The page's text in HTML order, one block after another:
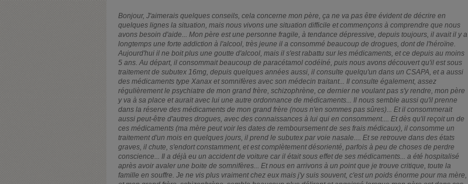
Bonjour, J'aimerais quelques conseils, cela concerne mon père, ça ne va pas être évident de décrire en
quelques lignes la situation, mais nous vivons une situation difficile et commençons à comprendre que nous
avons besoin d'aide... Mon père est une personne fragile, à tendance dépressive, depuis toujours, il avait il y a
longtemps une forte addiction à l'alcool, très jeune il a consommé beaucoup de drogues, dont de l'héroïne.
Aujourd'hui il ne boit plus une goutte d'alcool, mais il s'est rabattu sur les médicaments, et ce depuis au moins
5 ans. Au départ, il consommait beaucoup de paracétamol codéïné, puis nous avons découvert qu'il est sous
traitement de subutex 16mg, depuis quelques années aussi, il consulte quelqu'un dans un CSAPA, et a aussi
des médicaments type Xanax et somnifères avec son médecin traitant... Il consulte également, assez
régulièrement le psychiatre de mon grand frère, schizophrène, ce dernier ne voulant pas s'y rendre, mon père
y va à sa place et aurait avec lui une autre ordonnance de médicaments... Il nous semble aussi qu'il prenne
dans la réserve des médicaments de mon grand frère (nous n'en sommes pas sûres)... Et il consommerait
aussi peut-être d'autres drogues, avec des connaissances à lui qui en consomment.... Et dès qu'il reçoit un de
ces médicaments (ma mère peut voir les dates de remboursement de ses frais médicaux), il consomme un
traitement d'un mois en quelques jours, il prend le subutex par voie nasale.... Et se retrouve dans des états
graves, il chute, s'endort constamment, et est complètement désorienté, parfois à peu de choses de perdre
conscience... Il a déjà eu un accident de voiture car il était sous effet de ses médicaments... a été hospitalisé
après avoir avaler une boite de somnifères... Et nous en arrivons à un point que je trouve critique, toute la
famille en souffre. Je ne vis plus vraiment chez eux mais j'y suis souvent, c'est un poids énorme pour ma mère,